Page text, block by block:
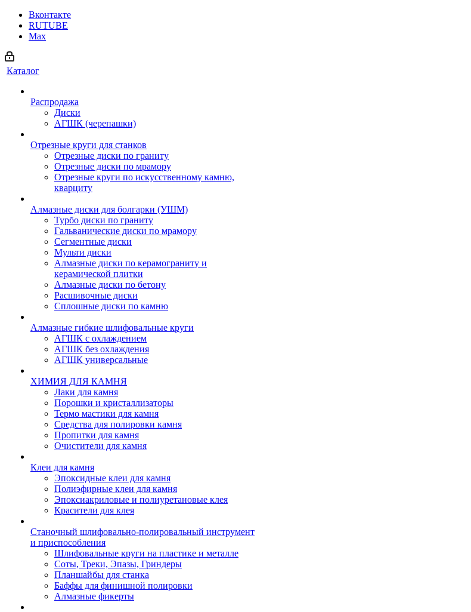
Вконтакте
RUTUBE
Max
Каталог
Распродажа
Диски
АГШК (черепашки)
Отрезные круги для станков
Отрезные диски по граниту
Отрезные диски по мрамору
Отрезные круги по искусственному камню,
кварциту
Алмазные диски для болгарки (УШМ)
Турбо диски по граниту
Гальванические диски по мрамору
Сегментные диски
Мульти диски
Алмазные диски по керамограниту и
керамической плитки
Алмазные диски по бетону
Расшивочные диски
Сплошные диски по камню
Алмазные гибкие шлифовальные круги
АГШК с охлаждением
АГШК без охлаждения
АГШК универсальные
ХИМИЯ ДЛЯ КАМНЯ
Лаки для камня
Порошки и кристаллизаторы
Термо мастики для камня
Средства для полировки камня
Пропитки для камня
Очистители для камня
Клеи для камня
Эпоксидные клеи для камня
Полиэфирные клеи для камня
Эпоксиакриловые и полиуретановые клея
Красители для клея
Станочный шлифовально-полировальный инструмент
и приспособления
Шлифовальные круги на пластике и металле
Соты, Треки, Эпазы, Гриндеры
Планшайбы для станка
Баффы для финишной полировки
Алмазные фикерты